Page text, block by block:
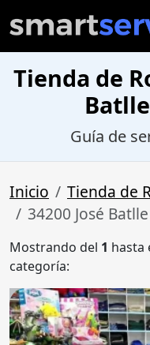
Tienda de
Guía de
Inicio
Tienda de
34200 José
Mostrando del 1 hasta
categoría: